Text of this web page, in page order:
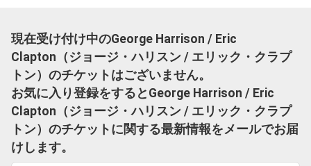
現在受け付け中のGeorge Harrison / Eric
Clapton（ジョージ・ハリスン / エリック・クラプ
トン）のチケットはございません。
お気に入り登録をするとGeorge Harrison / Eric
Clapton（ジョージ・ハリスン / エリック・クラプ
トン）のチケットに関する最新情報をメールでお届
けします。